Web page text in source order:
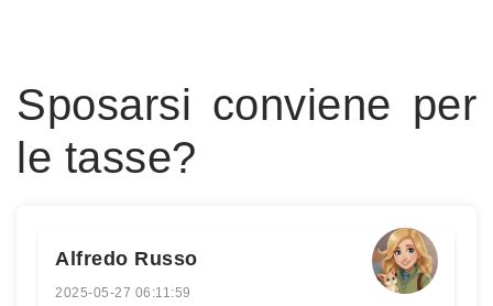
Sposarsi conviene per
le tasse?
Alfredo Russo
2025-05-27 06:11:59